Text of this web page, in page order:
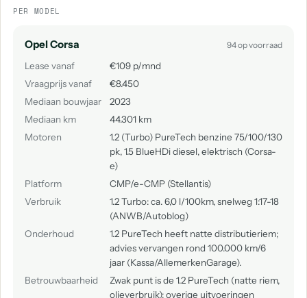
PER MODEL
Opel Corsa 94 op voorraad
Lease vanaf
€109 p/mnd
Vraagprijs vanaf
€8.450
Mediaan bouwjaar
2023
Mediaan km
44.301 km
Motoren
1.2 (Turbo) PureTech benzine 75/100/130
pk, 1.5 BlueHDi diesel, elektrisch (Corsa-
e)
Platform
CMP/e-CMP (Stellantis)
Verbruik
1.2 Turbo: ca. 6,0 l/100km, snelweg 1:17-18
(ANWB/Autoblog)
Onderhoud
1.2 PureTech heeft natte distributieriem;
advies vervangen rond 100.000 km/6
jaar (Kassa/AllemerkenGarage).
Betrouwbaarheid
Zwak punt is de 1.2 PureTech (natte riem,
olieverbruik); overige uitvoeringen